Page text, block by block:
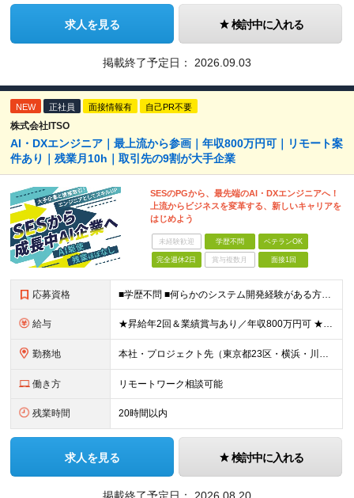
求人を見る 検討中に入れる
掲載終了予定日： 2026.09.03
NEW 正社員 面接情報有 自己PR不要
株式会社ITSO
AI・DXエンジニア｜最上流から参画｜年収800万円可｜リモート案
件あり｜残業月10h｜取引先の9割が大手企業
SESのPGから、最先端のAI・DXエンジニアへ！
上流からビジネスを変革する、新しいキャリアを
はじめよう
未経験歓迎 学歴不問 ベテランOK
完全週休2日 賞与複数月 面接1回
応募資格 ■学歴不問 ■何らかのシステム開発経験がある方（言語不問） ※プログラミング経験1年～程度の経験が浅い方も歓迎します！ ≪以下のような方を歓迎します≫ ■長期プロジェクトで、クライアントの課題解決に
給与 ★昇給年2回＆業績賞与あり／年収800万円可 ★前職給与を考慮 ★ストックオプション付与あり（IPO間近） ★昇給制度あり ┗入社6カ月後に3％以上の昇給があります。その後、業績に合わせて適宜、昇給し
勤務地 本社・プロジェクト先（東京都23区・横浜・川崎・千葉・埼玉が中心）いずれかでの勤務となります（常駐は全体の1割程度！） 《本社》東京都港区虎ノ門3-5-1 虎ノ門37森ビル12F ※(変更の範囲)
働き方 リモートワーク相談可能
残業時間 20時間以内
求人を見る 検討中に入れる